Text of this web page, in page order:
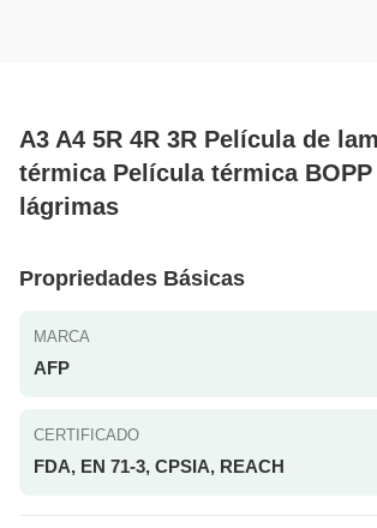
A3 A4 5R 4R 3R Película de
térmica Película térmica
lágrimas
Propriedades Básicas
MARCA
AFP
CERTIFICADO
FDA, EN 71-3, CPSIA, REACH